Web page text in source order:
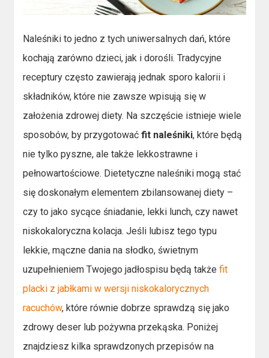
Naleśniki to jedno z tych uniwersalnych dań, które
kochają zarówno dzieci, jak i dorośli. Tradycyjne
receptury często zawierają jednak sporo kalorii i
składników, które nie zawsze wpisują się w
założenia zdrowej diety. Na szczęście istnieje wiele
sposobów, by przygotowaćfit naleśniki, które będą
nie tylko pyszne, ale także lekkostrawne i
pełnowartościowe. Dietetyczne naleśniki mogą stać
się doskonałym elementem zbilansowanej diety –
czy to jako sycące śniadanie, lekki lunch, czy nawet
niskokaloryczna kolacja. Jeśli lubisz tego typu
lekkie, mączne dania na słodko, świetnym
uzupełnieniem Twojego jadłospisu będą takżefit
placki z jabłkami w wersji niskokalorycznych
racuchów, które równie dobrze sprawdzą się jako
zdrowy deser lub pożywna przekąska. Poniżej
znajdziesz kilka sprawdzonych przepisów na